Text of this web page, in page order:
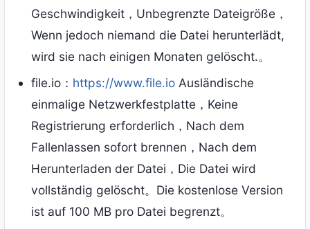
Geschwindigkeit，Unbegrenzte Dateigröße，
Wenn jedoch niemand die Datei herunterlädt,
wird sie nach einigen Monaten gelöscht.。
file.io： https://www.file.io Ausländische
einmalige Netzwerkfestplatte，Keine
Registrierung erforderlich，Nach dem
Fallenlassen sofort brennen，Nach dem
Herunterladen der Datei，Die Datei wird
vollständig gelöscht。Die kostenlose Version
ist auf 100 MB pro Datei begrenzt。